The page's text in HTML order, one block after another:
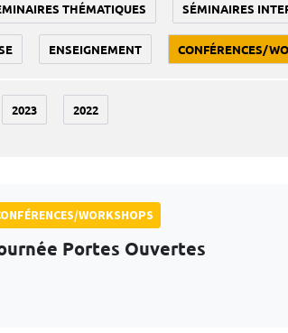
THÉMATIQUES SÉMINAIRES
ENSEIGNEMENT CONFÉRENCES/
2023 2022
WORKSHOPS
Portes Ouvertes